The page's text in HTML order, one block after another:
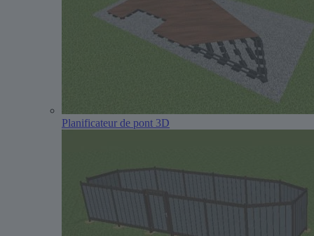
Planificateur de pont 3D